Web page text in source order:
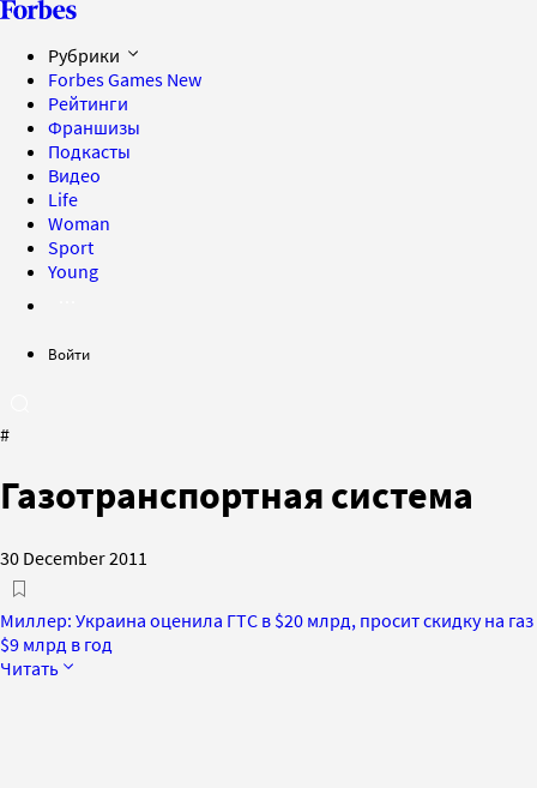
Рубрики
Forbes Games New
Рейтинги
Франшизы
Подкасты
Видео
Life
Woman
Sport
Young
Войти
#
Газотранспортная система
30 December 2011
Миллер: Украина оценила ГТС в $20 млрд, просит скидку на газ
$9 млрд в год
Читать